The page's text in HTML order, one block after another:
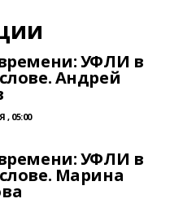
УФЛИ в
Андрей
, 05:00
УФЛИ в
Марина